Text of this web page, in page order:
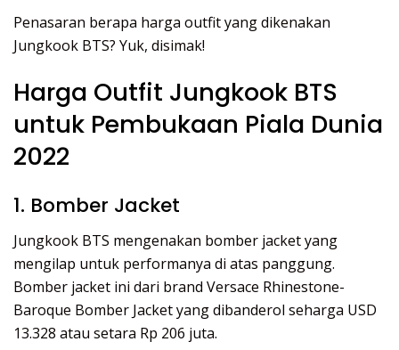
Penasaran berapa harga outfit yang dikenakan
Jungkook BTS? Yuk, disimak!
Harga Outfit Jungkook BTS
untuk Pembukaan Piala Dunia
2022
1. Bomber Jacket
Jungkook BTS mengenakan bomber jacket yang
mengilap untuk performanya di atas panggung.
Bomber jacket ini dari brand Versace Rhinestone-
Baroque Bomber Jacket yang dibanderol seharga USD
13.328 atau setara Rp 206 juta.